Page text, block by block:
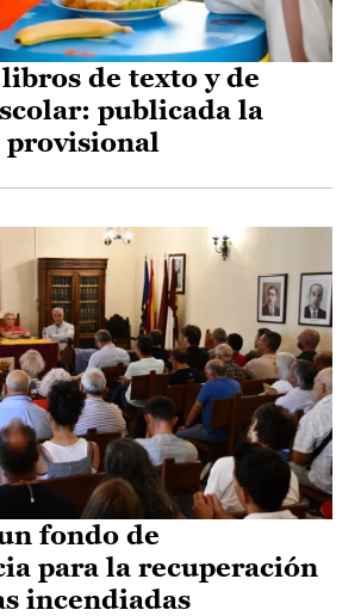
de texto y de
publicada la
fondo de
para la recuperación
incendiadas